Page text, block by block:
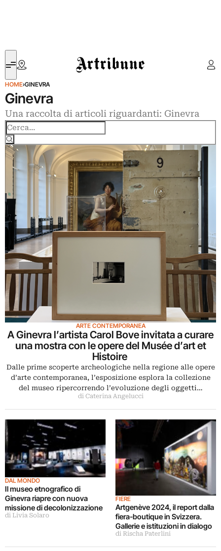
Artribune
HOME›GINEVRA
Ginevra
Una raccolta di articoli riguardanti: Ginevra
Cerca
ARTE CONTEMPORANEA
A Ginevra l’artista Carol Bove invitata a curare
una mostra con le opere del Musée d’art et
Histoire
Dalle prime scoperte archeologiche nella regione alle opere
d’arte contemporanea, l’esposizione esplora la collezione
del museo ripercorrendo l’evoluzione degli oggetti…
di Caterina Angelucci
DAL MONDO
Il museo etnografico di
Ginevra riapre con nuova
missione di decolonizzazione
di Livia Solaro
FIERE
Artgenève 2024, il report dalla
fiera-boutique in Svizzera.
Gallerie e istituzioni in dialogo
di Rischa Paterlini